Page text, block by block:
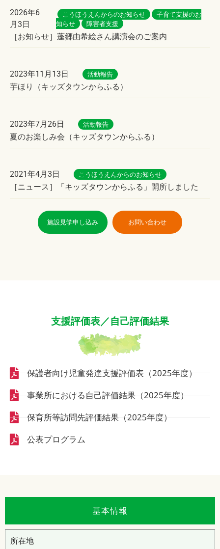
2026年6
月3日
こうほうえんからのお知らせ
子育て支援のお
知らせ
障害者支援
［お知らせ］蓬郷由希絵さん講演会のご案内
2023年11月13日 活動報告
芋ほり（キッズタウンからふる）
2023年7月26日 活動報告
夏のお楽しみ会（キッズタウンからふる）
2021年4月3日 こうほうえんからのお知らせ
［ニュース］「キッズタウンからふる」開所しました
施設見学申し込み お問い合わせ
支援評価表／自己評価結果
保護者向け児童発達支援評価表（2025年度）
事業所における自己評価結果（2025年度）
保育所等訪問先評価結果（2025年度）
公表プログラム
基本情報
所在地